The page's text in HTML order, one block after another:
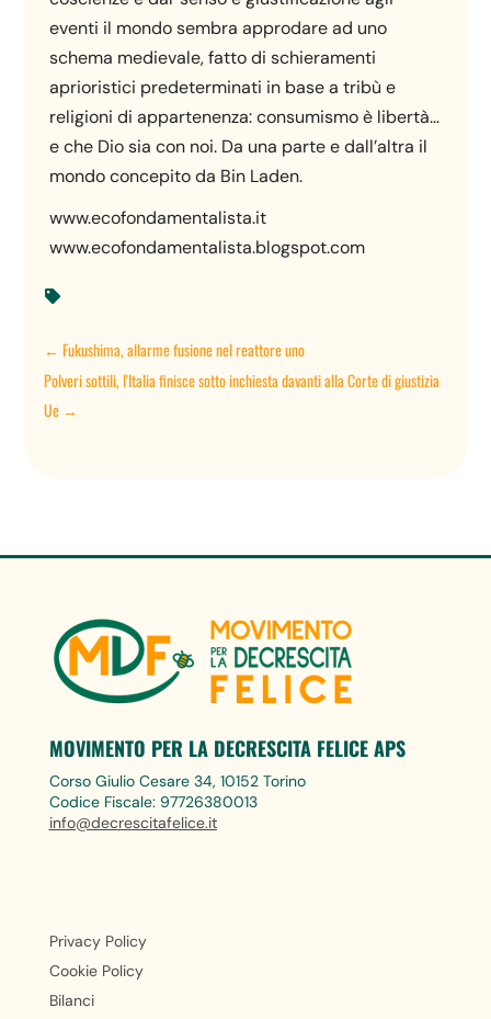
eventi il mondo sembra approdare ad uno
schema medievale, fatto di schieramenti
aprioristici predeterminati in base a tribù e
religioni di appartenenza: consumismo è libertà…
e che Dio sia con noi. Da una parte e dall’altra il
mondo concepito da Bin Laden.
www.ecofondamentalista.it
www.ecofondamentalista.blogspot.com

←Fukushima, allarme fusione nel reattore uno
Polveri sottili, l'Italia finisce sotto inchiesta davanti alla Corte di giustizia
Ue →
MOVIMENTO PER LA DECRESCITA FELICE APS
Corso Giulio Cesare 34, 10152 Torino
Codice Fiscale: 97726380013
info@decrescitafelice.it
Privacy Policy
Cookie Policy
Bilanci